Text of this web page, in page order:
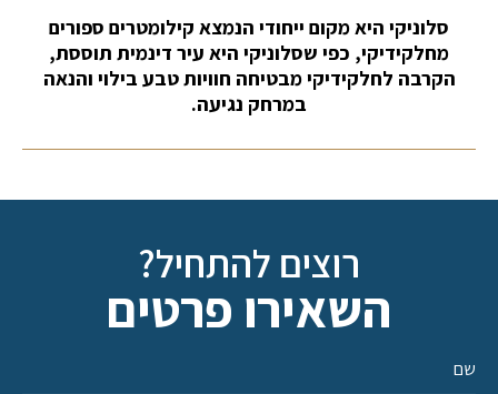
סלוניקי היא מקום ייחודי הנמצא קילומטרים ספורים
מחלקידיקי, כפי שסלוניקי היא עיר דינמית תוססת,
הקרבה לחלקידיקי מבטיחה חוויות טבע בילוי והנאה
במרחק נגיעה.
רוצים להתחיל?
השאירו פרטים
שם